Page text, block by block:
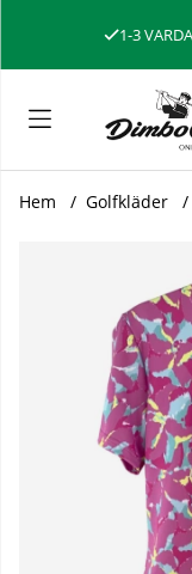
1-3
Hem Golfkläder
Produktbilder